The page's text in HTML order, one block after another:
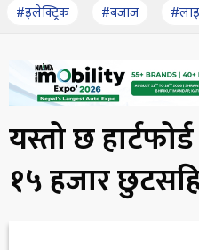
#इलेक्ट्रिक #बजाज
यस्तो छ
१५ हजार